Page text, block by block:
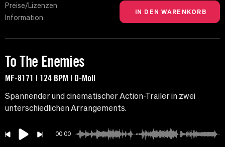
Preise/Lizenzen
Information
To The Enemies
MF-8171 | 124 BPM | D-Moll
Spannender und cinematischer Action-Trailer in zwei
unterschiedlichen Arrangements.
00:00